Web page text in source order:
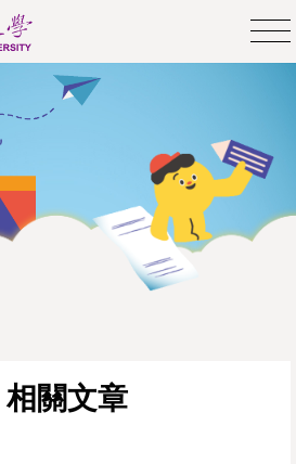
相關文章